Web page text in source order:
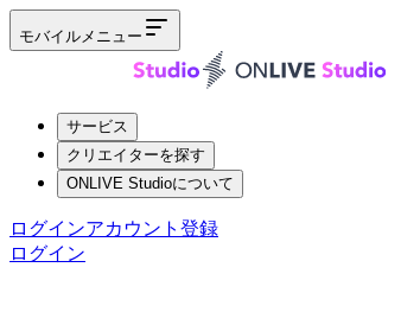
モバイルメニュー
サービス
クリエイターを探す
ONLIVE Studioについて
ログインアカウント登録
ログイン